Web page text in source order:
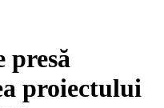
presă
proiectului